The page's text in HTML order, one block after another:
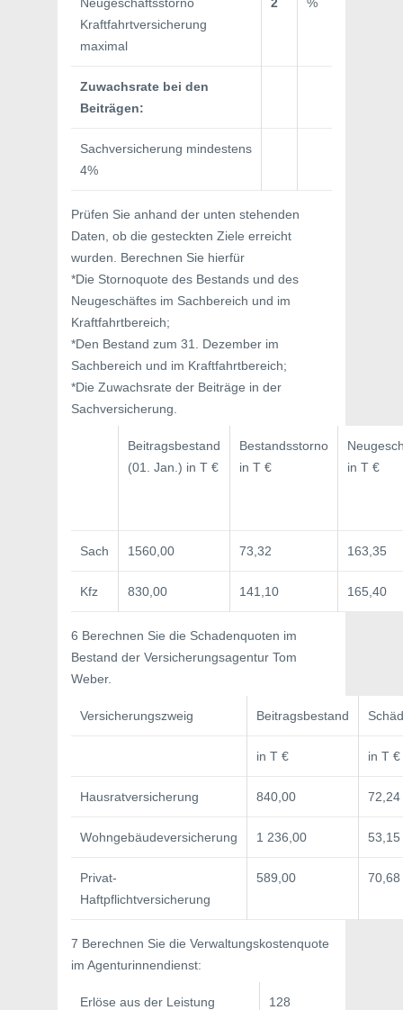
Kraftfahrtversicherung
maximal
Zuwachsrate bei den
Beiträgen:
Sachversicherung mindestens
4%
Prüfen Sie anhand der unten stehenden
Daten, ob die gesteckten Ziele erreicht
wurden. Berechnen Sie hierfür
*Die Stornoquote des Bestands und des
Neugeschäftes im Sachbereich und im
Kraftfahrtbereich;
*Den Bestand zum 31. Dezember im
Sachbereich und im Kraftfahrtbereich;
*Die Zuwachsrate der Beiträge in der
Sachversicherung.
Beitragsbestand
(01. Jan.) in T €
Bestandsstorno
in T €
in T €
Sach 1560,00 73,32 163,35
Kfz 830,00 141,10 165,40
6 Berechnen Sie die Schadenquoten im
Bestand der Versicherungsagentur Tom
Weber.
Versicherungszweig Beitragsbestand
in T € in T €
Hausratversicherung 840,00 72,24
Wohngebäudeversicherung 1 236,00 53,15
Privat-
Haftpflichtversicherung
589,00 70,68
7 Berechnen Sie die Verwaltungskostenquote
im Agenturinnendienst:
Erlöse aus der Leistung
128